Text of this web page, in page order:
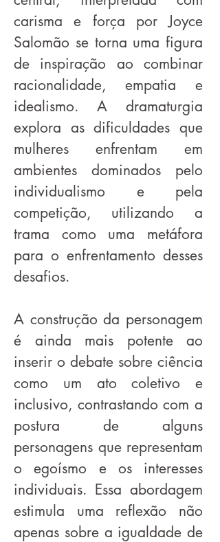
carisma e força por Joyce
Salomão se torna uma figura
de inspiração ao combinar
racionalidade, empatia e
idealismo. A dramaturgia
explora as dificuldades que
mulheres enfrentam em
ambientes dominados pelo
individualismo e pela
competição, utilizando a
trama como uma metáfora
para o enfrentamento desses
desafios.
A construção da personagem
é ainda mais potente ao
inserir o debate sobre ciência
como um ato coletivo e
inclusivo, contrastando com a
postura de alguns
personagens que representam
o egoísmo e os interesses
individuais. Essa abordagem
estimula uma reflexão não
apenas sobre a igualdade de